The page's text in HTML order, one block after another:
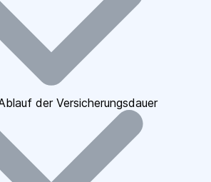
der Versicherungsdauer